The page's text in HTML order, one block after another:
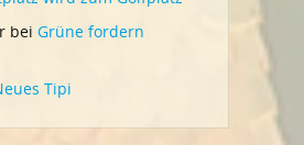
bei Grüne fordern
Tipi